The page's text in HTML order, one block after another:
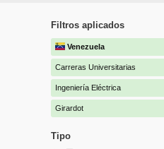
Filtros aplicados
Venezuela
Carreras Universitarias
Ingeniería Eléctrica
Girardot
Tipo